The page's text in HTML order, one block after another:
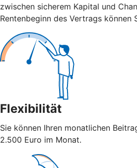
zwischen sicherem Kapital und
Rentenbeginn des Vertrags können
Flexibilität
Sie können Ihren monatlichen
2.500 Euro im Monat.